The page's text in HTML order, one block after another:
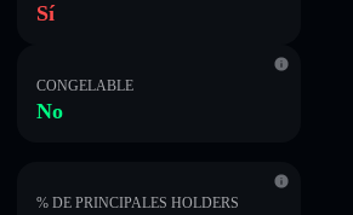
Sí
CONGELABLE
No
% DE PRINCIPALES HOLDERS